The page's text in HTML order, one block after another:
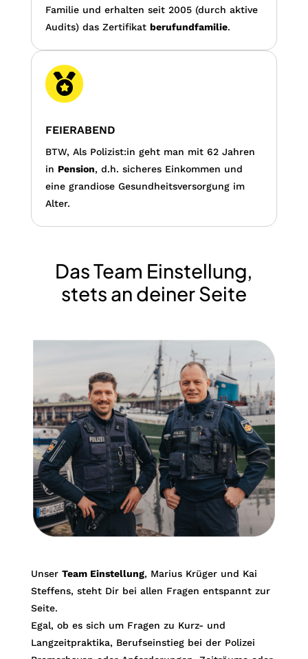
Familie und erhalten seit 2005 (durch aktive
Audits) das Zertifikat berufundfamilie.

FEIERABEND
BTW, Als Polizist:in geht man mit 62 Jahren
in Pension, d.h. sicheres Einkommen und
eine grandiose Gesundheitsversorgung im
Alter.
Das Team Einstellung,
stets an deiner Seite
Unser Team Einstellung, Marius Krüger und Kai
Steffens, steht Dir bei allen Fragen entspannt zur
Seite.
Egal, ob es sich um Fragen zu Kurz- und
Langzeitpraktika, Berufseinstieg bei der Polizei